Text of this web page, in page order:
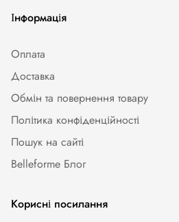
Інформація
Оплата
Доставка
Обмін та повернення товару
Політика конфіденційності
Пошук на сайті
Belleforme Блог
Корисні посилання